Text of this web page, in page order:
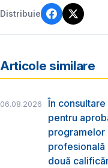
Distribuie
Articole similare
06.08.2026
În
pentru
programelor
profesională
două